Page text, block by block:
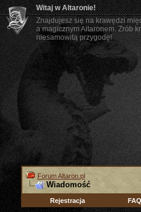
Witaj w Altaronie!
Znajdujesz się na krawędzi
a magicznym Altaronem. Zrób
niesamowitą przygodę!
Forum Altaron.pl
Wiadomość
Rejestracja FAQ